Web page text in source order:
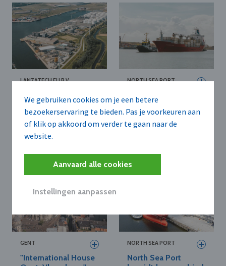
We gebruiken cookies om je een betere
bezoekerservaring te bieden. Pas je voorkeuren aan
of klik op akkoord om verder te gaan naar de
website.
Aanvaard alle cookies
Instellingen aanpassen
LANZATECH EU B.V.
overweegt
investering van 500
miljoen euro in bouw
Gentse SAF-fabriek
in North Sea Port
NORTH SEA PORT
North Sea Port en
Port of Moerdijk
bouwen multimodale
corridor uit
GENT
"International House
NORTH SEA PORT
North Sea Port